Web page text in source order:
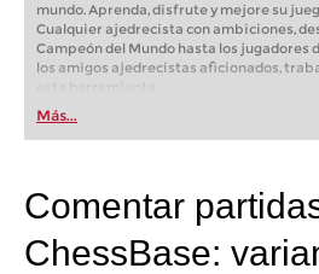
mundo. Aprenda, disfrute y mejore su
Cualquier ajedrecista con ambiciones,
Campeón del Mundo hasta los jugadores
los amigos ajedrecistas aficionados,
Más...
Comentar
ChessBase: